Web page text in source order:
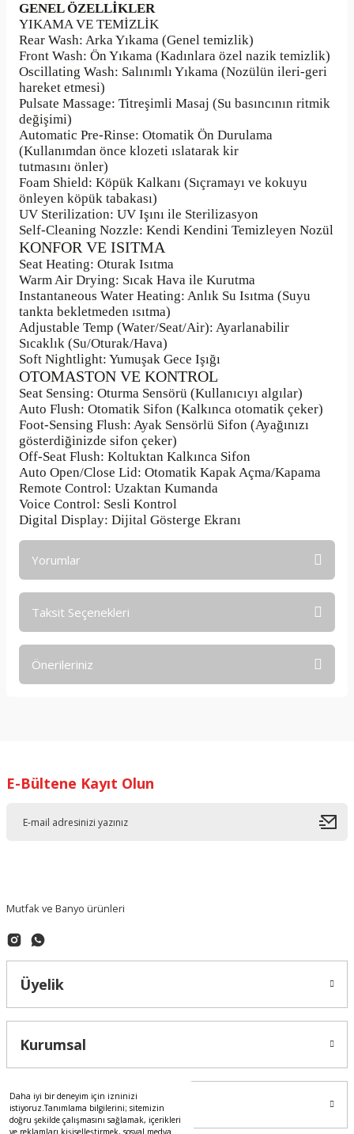
Daha iyi bir deneyim için izninizi
istiyoruz.Tanımlama bilgilerini; sitemizin
doğru şekilde çalışmasını sağlamak, içerikleri
ve reklamları kişiselleştirmek, sosyal medya
GENEL ÖZELLİKLER
YIKAMA VE TEMİZLİK
Rear Wash: Arka Yıkama (Genel temizlik)
Front Wash: Ön Yıkama (Kadınlara özel nazik temizlik)
Oscillating Wash: Salınımlı Yıkama (Nozülün ileri-geri
hareket etmesi)
Pulsate Massage: Titreşimli Masaj (Su basıncının ritmik
değişimi)
Automatic Pre-Rinse: Otomatik Ön Durulama
(Kullanımdan önce klozeti ıslatarak kir
tutmasını önler)
Foam Shield: Köpük Kalkanı (Sıçramayı ve kokuyu
önleyen köpük tabakası)
UV Sterilization: UV Işını ile Sterilizasyon
Self-Cleaning Nozzle: Kendi Kendini Temizleyen Nozül
KONFOR VE ISITMA
Seat Heating: Oturak Isıtma
Warm Air Drying: Sıcak Hava ile Kurutma
Instantaneous Water Heating: Anlık Su Isıtma (Suyu
tankta bekletmeden ısıtma)
Adjustable Temp (Water/Seat/Air): Ayarlanabilir
Sıcaklık (Su/Oturak/Hava)
Soft Nightlight: Yumuşak Gece Işığı
OTOMASTON VE KONTROL
Seat Sensing: Oturma Sensörü (Kullanıcıyı algılar)
Auto Flush: Otomatik Sifon (Kalkınca otomatik çeker)
Foot-Sensing Flush: Ayak Sensörlü Sifon (Ayağınızı
gösterdiğinizde sifon çeker)
Off-Seat Flush: Koltuktan Kalkınca Sifon
Auto Open/Close Lid: Otomatik Kapak Açma/Kapama
Remote Control: Uzaktan Kumanda
Voice Control: Sesli Kontrol
Digital Display: Dijital Gösterge Ekranı
Yorumlar
Taksit Seçenekleri
Önerileriniz
Ürün resmi kalitesiz, bozuk veya görüntülenemiyor.
E-Bültene Kayıt Olun
Mutfak ve Banyo ürünleri
Üyelik
Kurumsal
Alışveriş